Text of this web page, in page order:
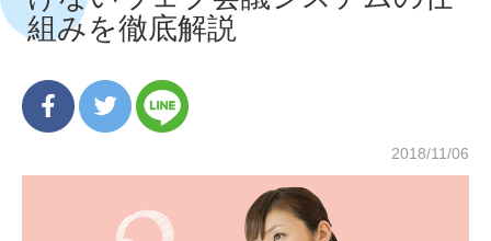
組みを徹底解説
2018/11/06